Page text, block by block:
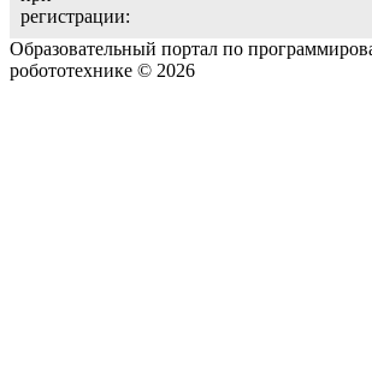
регистрации:
Образовательный портал по
робототехнике © 2026